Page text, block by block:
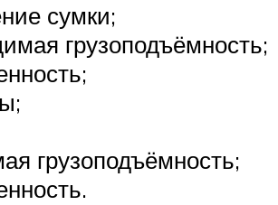
сумки;
грузоподъёмность;
грузоподъёмность;